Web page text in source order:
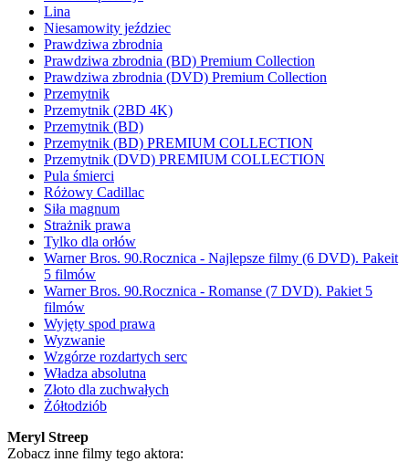
Lina
Niesamowity jeździec
Prawdziwa zbrodnia
Prawdziwa zbrodnia (BD) Premium Collection
Prawdziwa zbrodnia (DVD) Premium Collection
Przemytnik
Przemytnik (2BD 4K)
Przemytnik (BD)
Przemytnik (BD) PREMIUM COLLECTION
Przemytnik (DVD) PREMIUM COLLECTION
Pula śmierci
Różowy Cadillac
Siła magnum
Strażnik prawa
Tylko dla orłów
Warner Bros. 90.Rocznica - Najlepsze filmy (6 DVD). Pakeit
5 filmów
Warner Bros. 90.Rocznica - Romanse (7 DVD). Pakiet 5
filmów
Wyjęty spod prawa
Wyzwanie
Wzgórze rozdartych serc
Władza absolutna
Złoto dla zuchwałych
Żółtodziób
Meryl Streep
Zobacz inne filmy tego aktora: